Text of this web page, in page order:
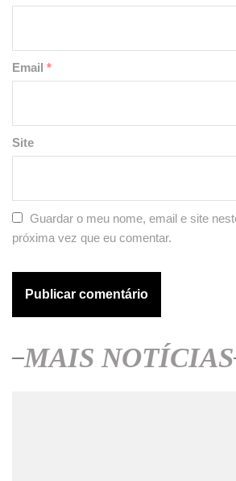
Email *
Site
Guardar o meu nome, email e site
próxima vez que eu comentar.
MAIS NOTÍCIAS